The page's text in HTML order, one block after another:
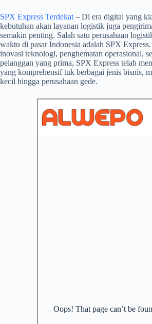
SPX Express Terdekat – Di era digital yang
kebutuhan akan layanan logistik juga
semakin penting. Salah satu perusahaan
waktu di pasar Indonesia adalah SPX
inovasi teknologi, penghematan operasional,
pelanggan yang prima, SPX Express telah
yang komprehensif tuk berbagai jenis bisnis,
kecil hingga perusahaan gede.